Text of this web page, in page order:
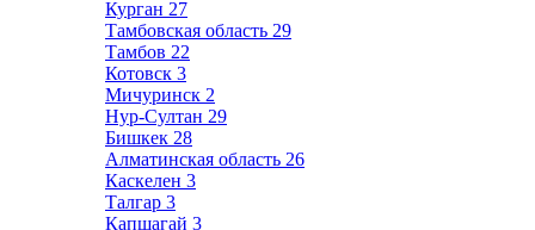
Курган 27
Тамбовская область 29
Тамбов 22
Котовск 3
Мичуринск 2
Нур-Султан 29
Бишкек 28
Алматинская область 26
Каскелен 3
Талгар 3
Капшагай 3